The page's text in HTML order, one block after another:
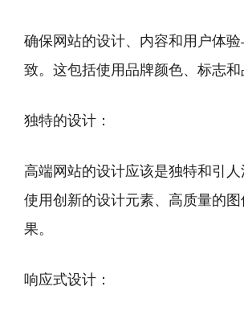
确保网站的设计、内容和用户体
致。这包括使用品牌颜色、标志和
独特的设计：
高端网站的设计应该是独特和引
使用创新的设计元素、高质量的
果。
响应式设计：